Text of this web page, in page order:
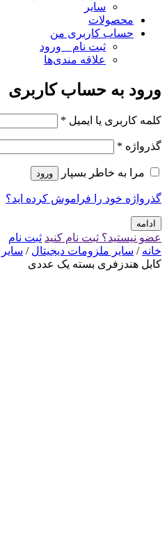
سایر
محصولات
حساب کاربری من
ثبت نام _ ورود
علاقه مندی‌ها
ورود به حساب کاربری
کلمه کاربری یا ایمیل *
گذرواژه *
مرا به خاطر بسپار ورود
گذرواژه خود را فراموش کرده اید؟
ادامه
عضو نیستید؟ ثبت نام کنید ثبت نام
خانه / سایر ملزومات دیجیتال / سایر
کابل هندزفری بسته یک عددی